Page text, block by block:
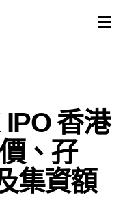
香港
、孖
集資額